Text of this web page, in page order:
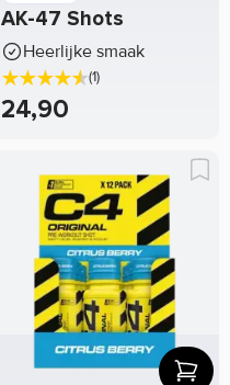
AK-47 Shots
Heerlijke smaak
(1)
24,90